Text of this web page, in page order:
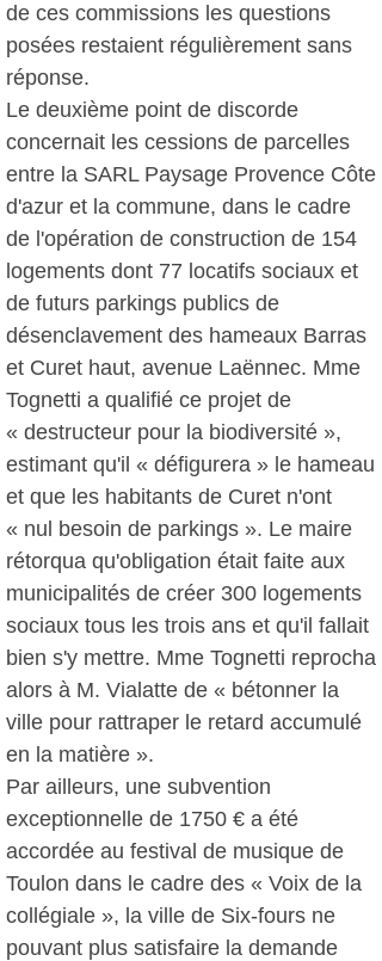
de ces commissions les questions
posées restaient régulièrement sans
réponse.
Le deuxième point de discorde
concernait les cessions de parcelles
entre la SARL Paysage Provence Côte
d'azur et la commune, dans le cadre
de l'opération de construction de 154
logements dont 77 locatifs sociaux et
de futurs parkings publics de
désenclavement des hameaux Barras
et Curet haut, avenue Laënnec. Mme
Tognetti a qualifié ce projet de
« destructeur pour la biodiversité »,
estimant qu'il « défigurera » le hameau
et que les habitants de Curet n'ont
« nul besoin de parkings ». Le maire
rétorqua qu'obligation était faite aux
municipalités de créer 300 logements
sociaux tous les trois ans et qu'il fallait
bien s'y mettre. Mme Tognetti reprocha
alors à M. Vialatte de « bétonner la
ville pour rattraper le retard accumulé
en la matière ».
Par ailleurs, une subvention
exceptionnelle de 1750 € a été
accordée au festival de musique de
Toulon dans le cadre des « Voix de la
collégiale », la ville de Six-fours ne
pouvant plus satisfaire la demande